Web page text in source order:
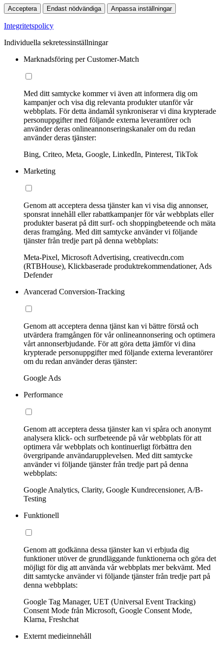
Acceptera Endast nödvändiga Anpassa inställningar
Integritetspolicy
Individuella sekretessinställningar
Marknadsföring per Customer-Match
Med ditt samtycke kommer vi även att informera dig om
kampanjer och visa dig relevanta produkter utanför vår
webbplats. För detta ändamål synkroniserar vi dina krypterade
personuppgifter med följande externa leverantörer och
använder deras onlineannonseringskanaler om du redan
använder deras tjänster:
Bing, Criteo, Meta, Google, LinkedIn, Pinterest, TikTok
Marketing
Genom att acceptera dessa tjänster kan vi visa dig annonser,
sponsrat innehåll eller rabattkampanjer för vår webbplats eller
produkter baserat på ditt surf- och shoppingbeteende och mäta
deras framgång. Med ditt samtycke använder vi följande
tjänster från tredje part på denna webbplats:
Meta-Pixel, Microsoft Advertising, creativecdn.com
(RTBHouse), Klickbaserade produktrekommendationer, Ads
Defender
Avancerad Conversion-Tracking
Genom att acceptera denna tjänst kan vi bättre förstå och
utvärdera framgången för vår onlineannonsering och optimera
vårt annonserbjudande. För att göra detta jämför vi dina
krypterade personuppgifter med följande externa leverantörer
om du redan använder deras tjänster:
Google Ads
Performance
Genom att acceptera dessa tjänster kan vi spåra och anonymt
analysera klick- och surfbeteende på vår webbplats för att
optimera vår webbplats och kontinuerligt förbättra den
övergripande användarupplevelsen. Med ditt samtycke
använder vi följande tjänster från tredje part på denna
webbplats:
Google Analytics, Clarity, Google Kundrecensioner, A/B-
Testing
Funktionell
Genom att godkänna dessa tjänster kan vi erbjuda dig
funktioner utöver de grundläggande funktionerna och göra det
möjligt för dig att använda vår webbplats mer bekvämt. Med
ditt samtycke använder vi följande tjänster från tredje part på
denna webbplats:
Google Tag Manager, UET (Universal Event Tracking)
Consent Mode från Microsoft, Google Consent Mode,
Klarna, Freshchat
Externt medieinnehåll